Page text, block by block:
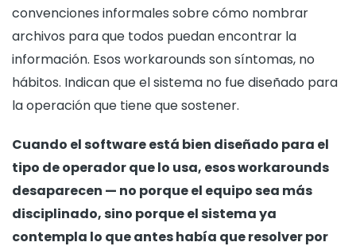
convenciones informales sobre cómo nombrar
archivos para que todos puedan encontrar la
información. Esos workarounds son síntomas, no
hábitos. Indican que el sistema no fue diseñado para
la operación que tiene que sostener.
Cuando el software está bien diseñado para el
tipo de operador que lo usa, esos workarounds
desaparecen — no porque el equipo sea más
disciplinado, sino porque el sistema ya
contempla lo que antes había que resolver por